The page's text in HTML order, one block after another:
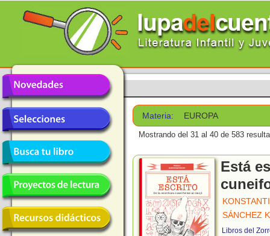
Materia: EUROPA
Mostrando del 31 al 40 de 583
Está
SÁNCHEZ
Libros del